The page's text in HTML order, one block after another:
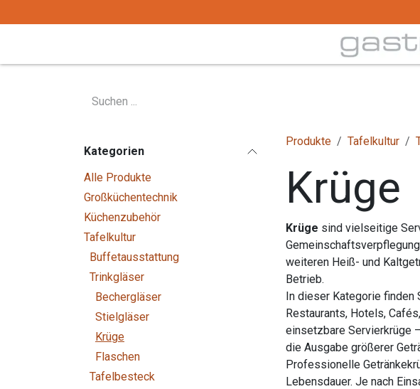
Kategorien
Alle Produkte
Großküchentechnik
Küchenzubehör
Tafelkultur
Buffetausstattung
Trinkgläser
Bechergläser
Stielgläser
Krüge
Flaschen
Tafelbesteck
Produkte Tafelkultur
Krüge
Krüge sind vielseitige
weiteren Heiß- und
Betrieb.
In dieser Kategorie finden
Restaurants, Hotels,
einsetzbare Servierkrüge
die Ausgabe größerer
Professionelle
Lebensdauer. Je nach